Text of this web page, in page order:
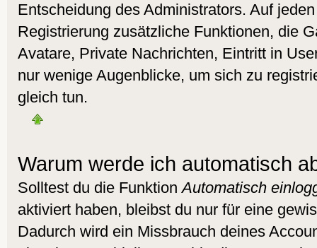
Entscheidung des Administrators. Auf
Registrierung zusätzliche Funktionen, die
Avatare, Private Nachrichten, Eintritt in
nur wenige Augenblicke, um sich zu
gleich tun.
Warum werde ich automatisch
Solltest du die FunktionAutomatisch
aktiviert haben, bleibst du nur für eine
Dadurch wird ein Missbrauch deines